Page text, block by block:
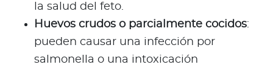
la salud del feto.
Huevos crudos o parcialmente cocidos:
pueden causar una infección por
salmonella o una intoxicación